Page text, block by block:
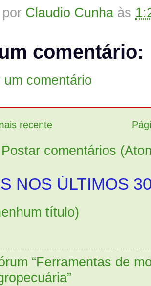
Claudio Cunha às
comentário:
um comentário
recente
Postar comentários
NOS ÚLTIMOS
título)
“Ferramentas de